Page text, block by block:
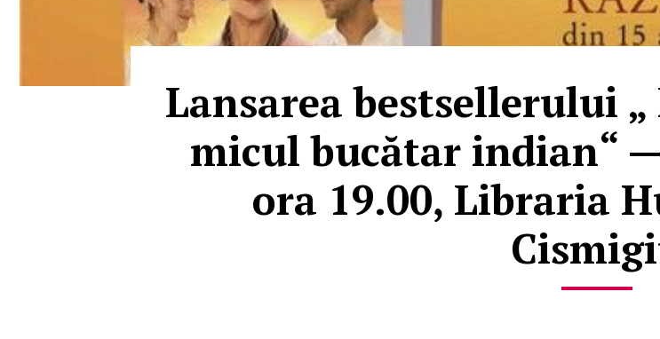
Lansarea bestsellerului
micul bucătar indian“
ora 19.00, Libraria